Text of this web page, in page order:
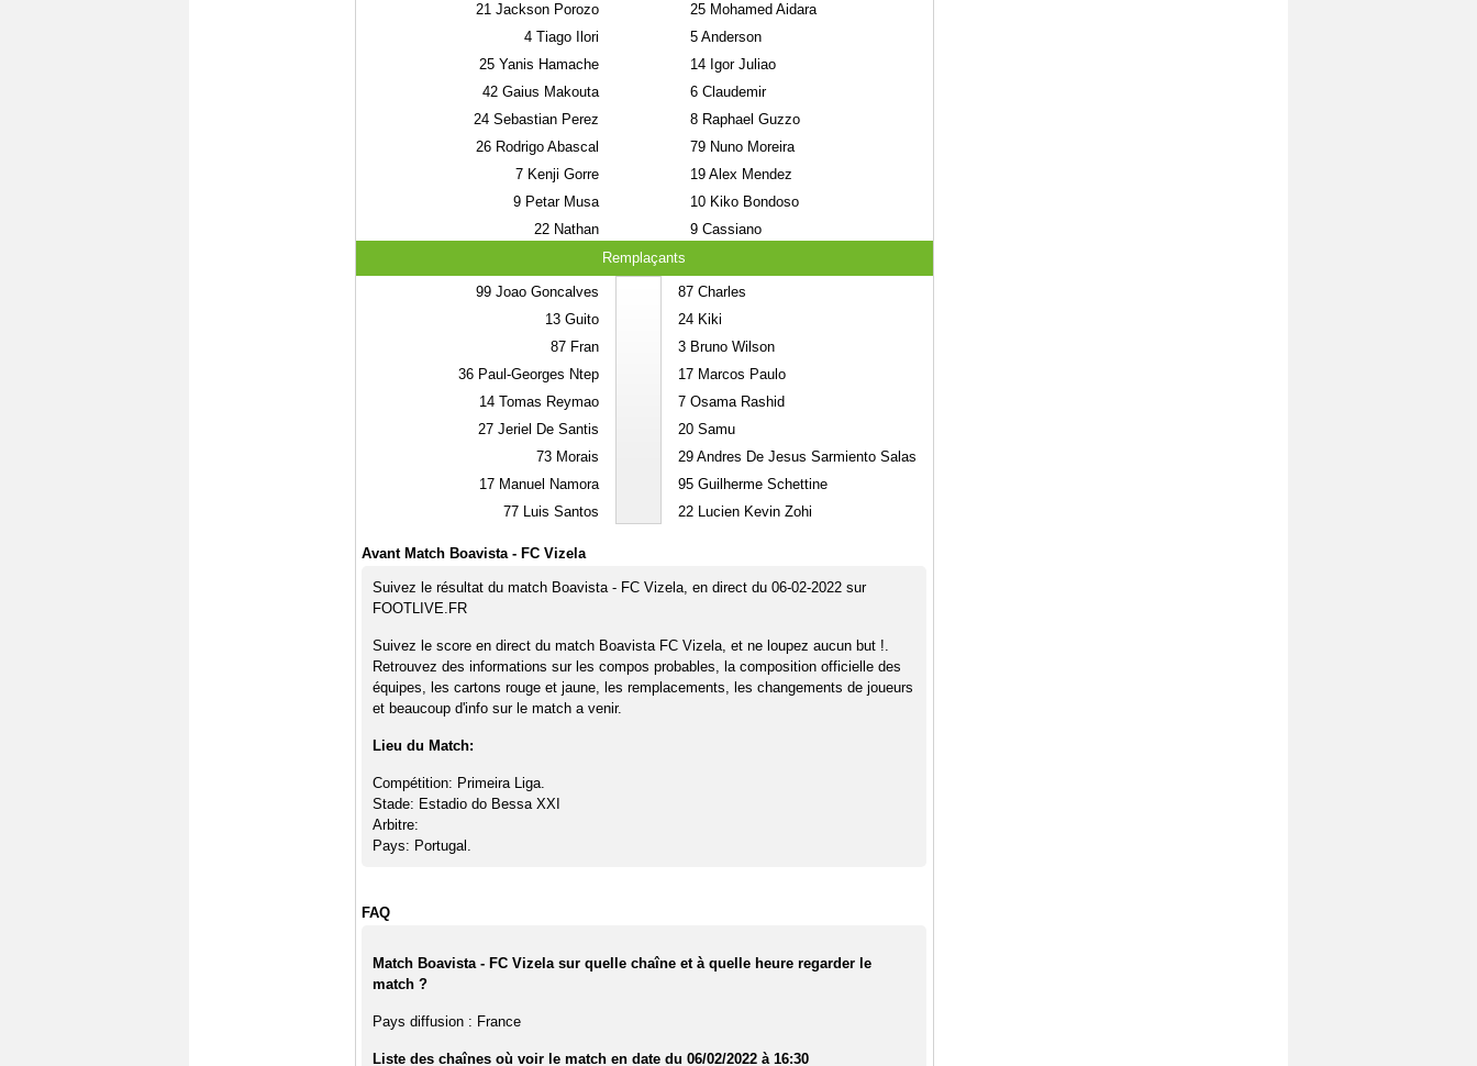
21Jackson Porozo
4Tiago Ilori
25Yanis Hamache
42Gaius Makouta
24Sebastian Perez
26Rodrigo Abascal
7Kenji Gorre
9Petar Musa
22Nathan
25Mohamed Aidara
5Anderson
14Igor Juliao
6Claudemir
8Raphael Guzzo
79Nuno Moreira
19Alex Mendez
10Kiko Bondoso
9Cassiano
Remplaçants
99Joao Goncalves
13Guito
87Fran
36Paul-Georges Ntep
14Tomas Reymao
27Jeriel De Santis
73Morais
17Manuel Namora
77Luis Santos
87Charles
24Kiki
3Bruno Wilson
17Marcos Paulo
7Osama Rashid
20Samu
29Andres De Jesus Sarmiento Salas
95Guilherme Schettine
22Lucien Kevin Zohi
Avant Match Boavista - FC Vizela
Suivez le résultat du match Boavista - FC Vizela, en direct du 06-02-2022 sur
FOOTLIVE.FR
Suivez le score en direct du match Boavista FC Vizela, et ne loupez aucun but !.
Retrouvez des informations sur les compos probables, la composition officielle des
équipes, les cartons rouge et jaune, les remplacements, les changements de joueurs
et beaucoup d'info sur le match a venir.
Lieu du Match:
Compétition: Primeira Liga.
Stade: Estadio do Bessa XXI
Arbitre:
Pays: Portugal.
FAQ
Match Boavista - FC Vizela sur quelle chaîne et à quelle heure regarder le
match ?
Pays diffusion : France
Liste des chaînes où voir le match en date du 06/02/2022 à 16:30